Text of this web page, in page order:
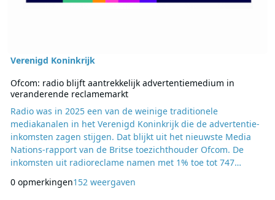
Verenigd Koninkrijk
Ofcom: radio blijft aantrekkelijk advertentiemedium in
veranderende reclamemarkt
Radio was in 2025 een van de weinige traditionele
mediakanalen in het Verenigd Koninkrijk die de advertentie-
inkomsten zagen stijgen. Dat blijkt uit het nieuwste Media
Nations-rapport van de Britse toezichthouder Ofcom. De
inkomsten uit radioreclame namen met 1% toe tot 747
kranten en tijdschriften juist advertentie-inkomsten verloren.
0 opmerkingen152 weergaven